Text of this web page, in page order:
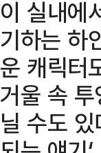
이 실내에
기하는 하
운 캐릭터
거울 속
닐 수도 있